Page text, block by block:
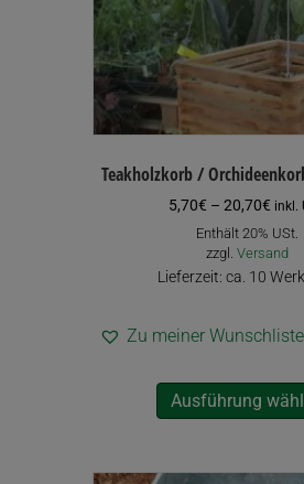
Teakholzkorb /
5,70€ – 20,70€
5,70€
bis
inkl.
Enthält 20% USt.
zzgl. Versand
Lieferzeit: ca. 10
Zu meiner
Ausführung